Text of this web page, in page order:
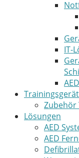
IT-
Zubehör
Lösungen
AED
AED